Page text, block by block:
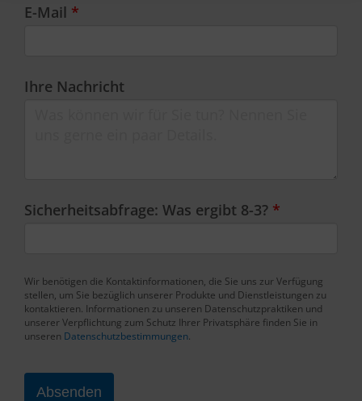
E-Mail *
Ihre Nachricht
Sicherheitsabfrage: Was ergibt 8-3? *
Wir benötigen die Kontaktinformationen, die Sie uns zur Verfügung
stellen, um Sie bezüglich unserer Produkte und Dienstleistungen zu
kontaktieren. Informationen zu unseren Datenschutzpraktiken und
unserer Verpflichtung zum Schutz Ihrer Privatsphäre finden Sie in
unseren Datenschutzbestimmungen.